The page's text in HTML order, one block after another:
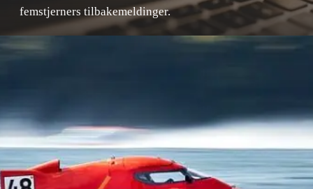
femstjerners tilbakemeldinger.